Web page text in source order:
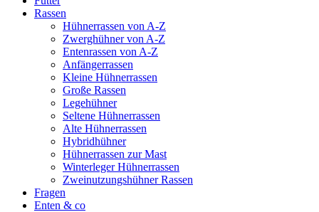
Rassen
Hühnerrassen von A-Z
Zwerghühner von A-Z
Entenrassen von A-Z
Anfängerrassen
Kleine Hühnerrassen
Große Rassen
Legehühner
Seltene Hühnerrassen
Alte Hühnerrassen
Hybridhühner
Hühnerrassen zur Mast
Winterleger Hühnerrassen
Zweinutzungshühner Rassen
Fragen
Enten & co